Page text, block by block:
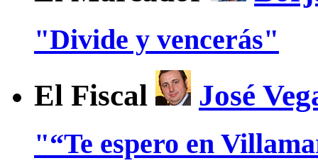
"Divide y vencerás"
El Fiscal José
"“Te espero en